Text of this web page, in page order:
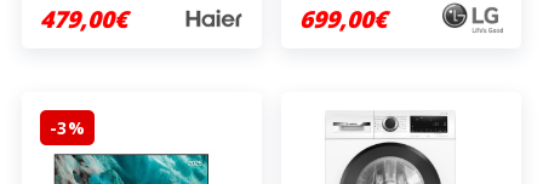
479,00€ 699,00€
-3%